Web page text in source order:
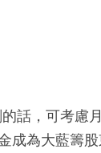
話，可考慮
成為大藍籌